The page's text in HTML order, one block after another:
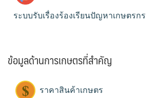
ระบบรับเรื่องร้องเรียนปัญหาเกษตรกร
ข้อมูลด้านการเกษตรที่สำคัญ
ราคาสินค้าเกษตร